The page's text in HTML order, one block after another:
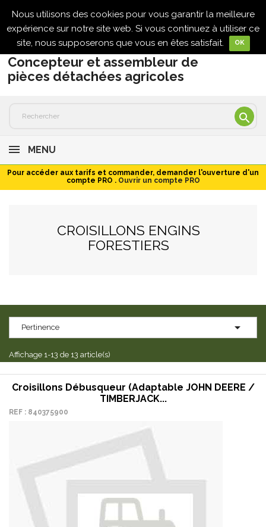
Nous utilisons des cookies pour vous garantir la meilleure
expérience sur notre site web. Si vous continuez à utiliser ce
site, nous supposerons que vous en êtes satisfait.
OK

Concepteur et assembleur de
pièces détachées agricoles

MENU
Pour accéder aux tarifs et commander, demander l'ouverture d'un
compte PRO .Ouvrir un compte PRO
CROISILLONS ENGINS
FORESTIERS
Pertinence 
Affichage 1-13 de 13 article(s)
Croisillons Débusqueur (adaptable JOHN DEERE /
TIMBERJACK...
REF : 840375900